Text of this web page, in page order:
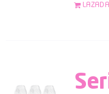
LAZADA